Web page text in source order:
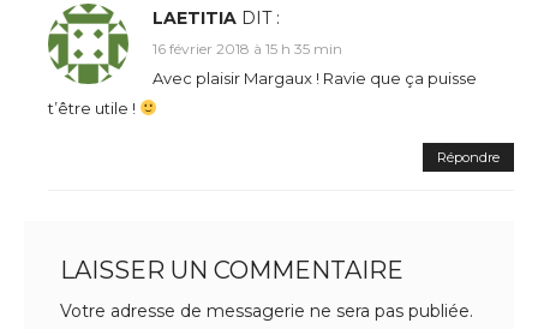
LAETITIA DIT :
16 février 2018 à 15 h 35 min
Avec plaisir Margaux ! Ravie que ça puisse
t’être utile !
Répondre
LAISSER UN COMMENTAIRE
Votre adresse de messagerie ne sera pas publiée.